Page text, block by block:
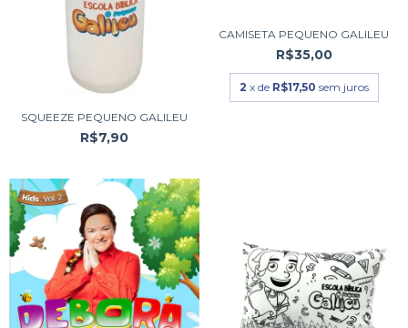
SQUEEZE PEQUENO GALILEU
R$7,90
CAMISETA PEQUENO GALILEU
R$35,00
2 x de R$17,50 sem juros